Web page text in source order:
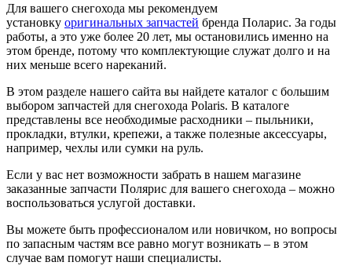
Для вашего снегохода мы рекомендуем
установку оригинальных запчастей бренда Поларис. За годы
работы, а это уже более 20 лет, мы остановились именно на
этом бренде, потому что комплектующие служат долго и на
них меньше всего нареканий.
В этом разделе нашего сайта вы найдете каталог с большим
выбором запчастей для снегохода Polaris. В каталоге
представлены все необходимые расходники – пыльники,
прокладки, втулки, крепежи, а также полезные аксессуары,
например, чехлы или сумки на руль.
Если у вас нет возможности забрать в нашем магазине
заказанные запчасти Полярис для вашего снегохода – можно
воспользоваться услугой доставки.
Вы можете быть профессионалом или новичком, но вопросы
по запасным частям все равно могут возникать – в этом
случае вам помогут наши специалисты.